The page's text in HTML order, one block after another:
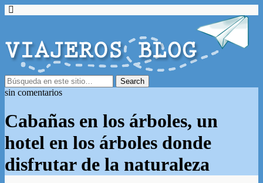
sin comentarios
Cabañas en los árboles, un
hotel en los árboles donde
disfrutar de la naturaleza